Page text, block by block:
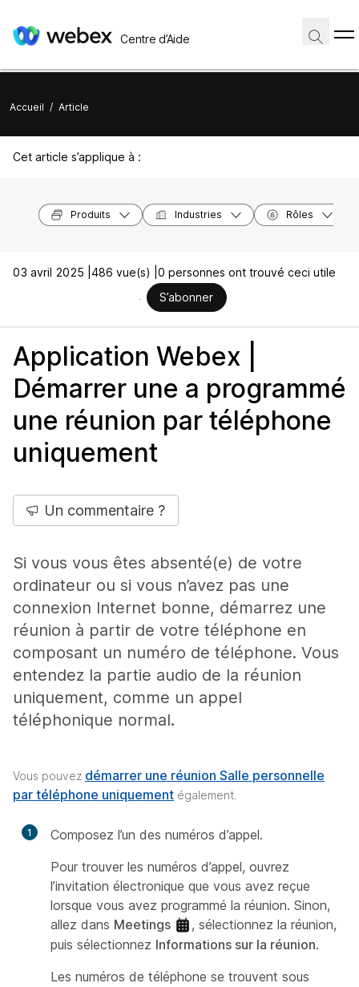
Centre d’Aide
Accueil / Article
Cet article s’applique à :
Produits Industries Rôles
03 avril 2025 | 486 vue(s) | 0 personnes ont trouvé ceci utile
S’abonner
Application Webex |
Démarrer une a programmé
une réunion par téléphone
uniquement
Un commentaire ?
Si vous vous êtes absenté(e) de votre
ordinateur ou si vous n’avez pas une
connexion Internet bonne, démarrez une
réunion à partir de votre téléphone en
composant un numéro de téléphone. Vous
entendez la partie audio de la réunion
uniquement, comme un appel
téléphonique normal.
Vous pouvez démarrer une réunion Salle personnelle
par téléphone uniquement également.
1
Composez l’un des numéros d’appel.
Pour trouver les numéros d’appel, ouvrez
l’invitation électronique que vous avez reçue
lorsque vous avez programmé la réunion. Sinon,
allez dans Meetings
, sélectionnez la réunion,
puis sélectionnez Informations sur la réunion.
Les numéros de téléphone se trouvent sous